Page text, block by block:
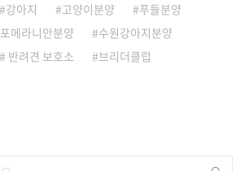
강아지 고양이분양
푸들분양
포메라니안분양
수원강아지분양
반려견 보호소 브리더클럽